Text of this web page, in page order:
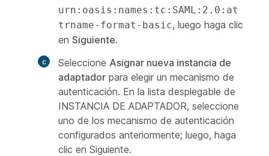
urn:oasis:names:tc:SAML:2.0:at
trname-format-basic, luego haga clic
en Siguiente.
Seleccione Asignar nueva instancia de
adaptador para elegir un mecanismo de
autenticación. En la lista desplegable de
INSTANCIA DE ADAPTADOR, seleccione
uno de los mecanismo de autenticación
configurados anteriormente; luego, haga
clic en Siguiente.